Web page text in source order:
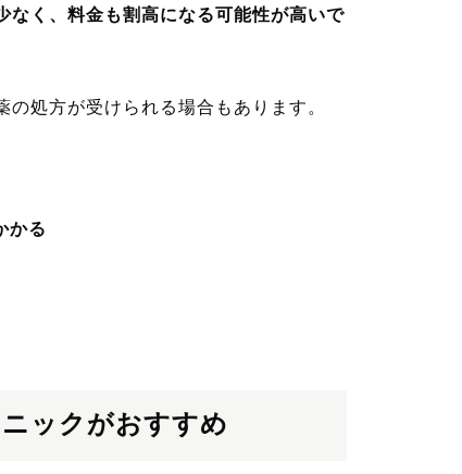
なく、料金も割高になる可能性が高いで
処方が受けられる場合もあります。
かる
ックがおすすめ